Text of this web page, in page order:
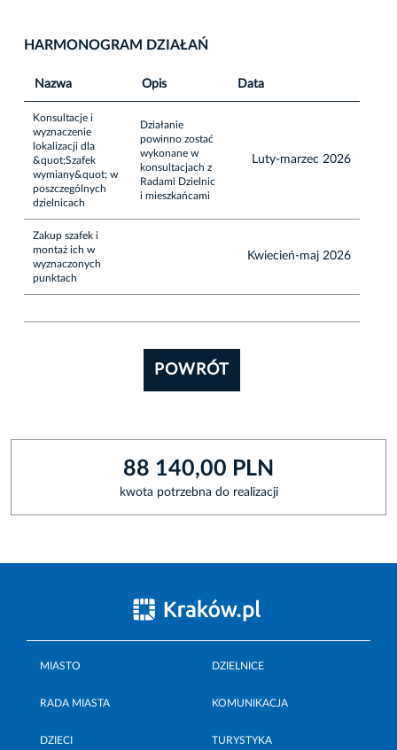
HARMONOGRAM DZIAŁAŃ
Nazwa Opis Data
Konsultacje i
wyznaczenie
lokalizacji dla
&quot;Szafek
wymiany&quot; w
poszczególnych
dzielnicach
Działanie
powinno zostać
wykonane w
konsultacjach z
Radami Dzielnic
i mieszkańcami
Luty-marzec 2026
Zakup szafek i
montaż ich w
wyznaczonych
punktach
Kwiecień-maj 2026
POWRÓT
88 140,00 PLN
kwota potrzebna do realizacji
MIASTO DZIELNICE
RADA MIASTA KOMUNIKACJA
DZIECI TURYSTYKA